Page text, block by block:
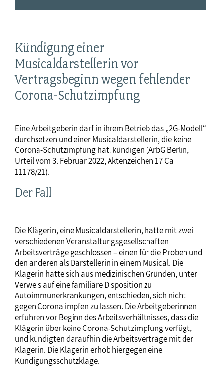
Kündigung einer
Musicaldarstellerin vor
Vertragsbeginn wegen fehlender
Corona-Schutzimpfung
Eine Arbeitgeberin darf in ihrem Betrieb das „2G-Modell“
durchsetzen und einer Musicaldarstellerin, die keine
Corona-Schutzimpfung hat, kündigen (ArbG Berlin,
Urteil vom 3. Februar 2022, Aktenzeichen 17 Ca
11178/21).
Der Fall
Die Klägerin, eine Musicaldarstellerin, hatte mit zwei
verschiedenen Veranstaltungsgesellschaften
Arbeitsverträge geschlossen – einen für die Proben und
den anderen als Darstellerin in einem Musical. Die
Klägerin hatte sich aus medizinischen Gründen, unter
Verweis auf eine familiäre Disposition zu
Autoimmunerkrankungen, entschieden, sich nicht
gegen Corona impfen zu lassen. Die Arbeitgeberinnen
erfuhren vor Beginn des Arbeitsverhältnisses, dass die
Klägerin über keine Corona-Schutzimpfung verfügt,
und kündigten daraufhin die Arbeitsverträge mit der
Klägerin. Die Klägerin erhob hiergegen eine
Kündigungsschutzklage.